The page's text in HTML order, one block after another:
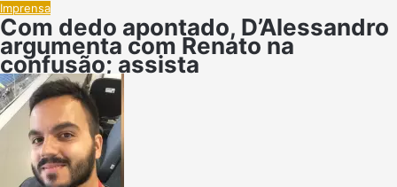
Imprensa
Com dedo apontado, D’Alessandro
argumenta com Renato na
confusão; assista